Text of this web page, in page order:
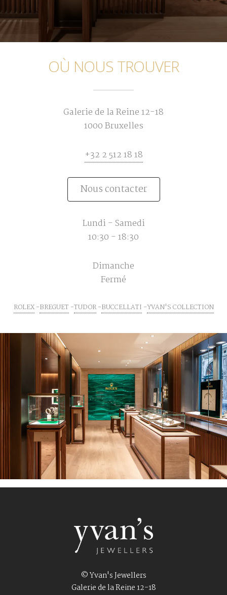
OÙ NOUS TROUVER
Galerie de la Reine 12-18
1000 Bruxelles
+32 2 512 18 18
Nous contacter
Lundi - Samedi
10:30 - 18:30
Dimanche
Fermé
ROLEX BREGUET TUDOR BUCCELLATI YVAN'S COLLECTION
© Yvan's Jewellers
Galerie de la Reine 12-18